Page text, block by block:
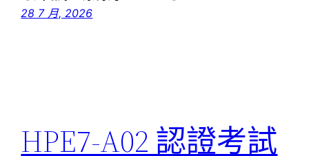
28 7 月, 2026
HPE7-A02 認證考試